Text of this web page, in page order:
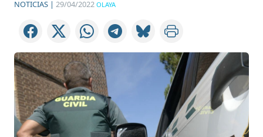
NOTICIAS | 29/04/2022 OLAYA